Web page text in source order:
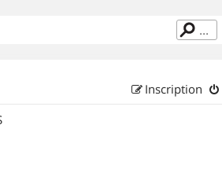
Inscription